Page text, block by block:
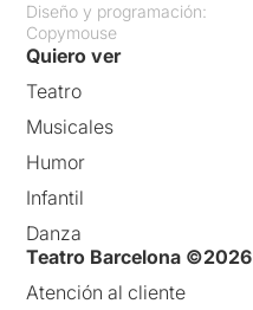
Diseño y programación:
Copymouse
Quiero ver
Teatro
Musicales
Humor
Infantil
Danza
Teatro Barcelona ©2026
Atención al cliente